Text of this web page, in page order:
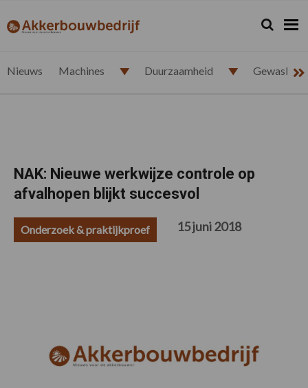
de
de
de
de
akkerbouwbedrijf.nl Zoeken...
Zoek
Nieuws Machines Duurzaamheid
NAK: Nieuwe werkwijze controle op
afvalhopen blijkt succesvol
Onderzoek & praktijkproef 15 juni 2018